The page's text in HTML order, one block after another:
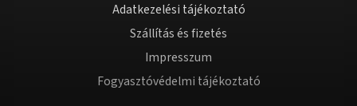
Adatkezelési tájékoztató
Szállítás és fizetés
Impresszum
Fogyasztóvédelmi tájékoztató